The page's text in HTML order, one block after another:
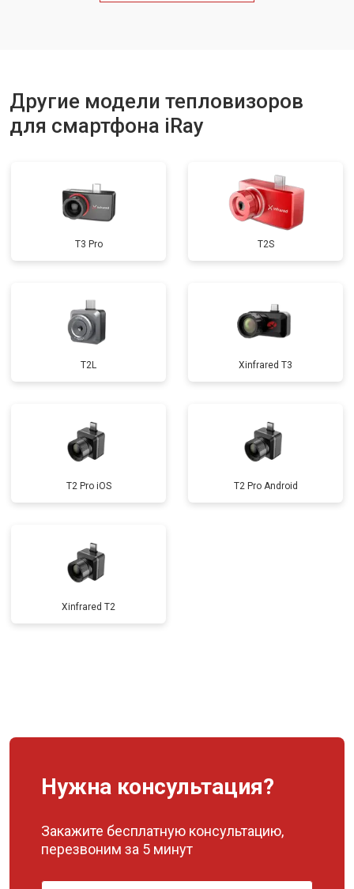
Другие модели тепловизоров
для смартфона iRay
T3 Pro T2S
T2L Xinfrared T3
T2 Pro iOS T2 Pro Android
Xinfrared T2
Нужна консультация?
Закажите бесплатную консультацию,
перезвоним за 5 минут